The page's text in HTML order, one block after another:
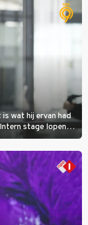
wat hij ervan had
stage lopen
zet blijkt te zijn.